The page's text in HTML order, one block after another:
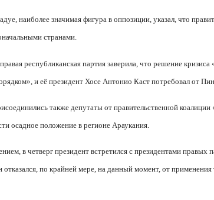
наиболее значимая фигура в оппозиции, указал, что
странами.
республиканская партия заверила, что решение кризиса
и её президент Хосе Антонио Каст потребовал от
также депутаты от правительственной
осадное положение в регионе Араукания.
в четверг президент встретился с президентами правых
отказался, по крайней мере, на данный момент, от